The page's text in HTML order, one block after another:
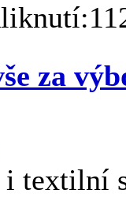
za
textilní